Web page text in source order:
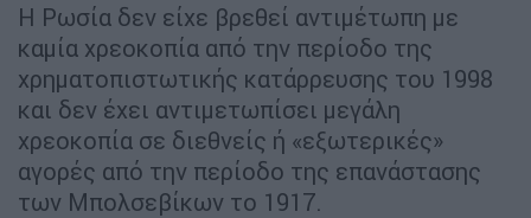
Η Ρωσία δεν είχε βρεθεί αντιμέτωπη με
καμία χρεοκοπία από την περίοδο της
χρηματοπιστωτικής κατάρρευσης του 1998
και δεν έχει αντιμετωπίσει μεγάλη
χρεοκοπία σε διεθνείς ή «εξωτερικές»
αγορές από την περίοδο της επανάστασης
των Μπολσεβίκων το 1917.